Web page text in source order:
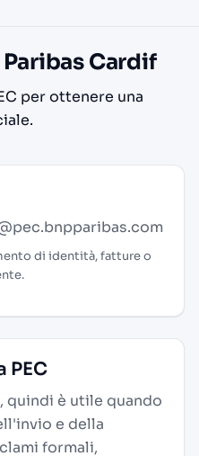
Paribas Cardif
per ottenere una
di identità, fatture o
PEC
quindi è utile quando
e della
formali,